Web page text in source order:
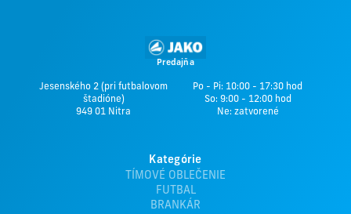
Predajňa
Jesenského 2 (pri futbalovom
štadióne)
949 01 Nitra
Po - Pi: 10:00 - 17:30 hod
So: 9:00 - 12:00 hod
Ne: zatvorené
Kategórie
TÍMOVÉ OBLEČENIE
FUTBAL
BRANKÁR